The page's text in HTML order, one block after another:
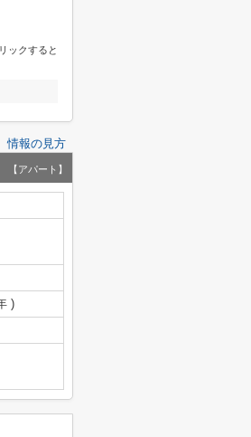
ックすると
情報の見方
【アパート】
)